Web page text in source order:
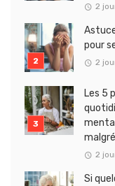
2
pour
2
Les 5
2
Si